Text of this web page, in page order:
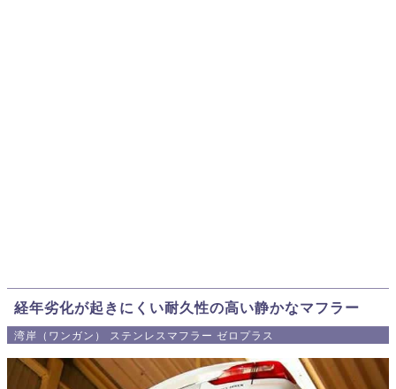
経年劣化が起きにくい耐久性の高い静かなマフラー
湾岸（ワンガン） ステンレスマフラー ゼロプラス